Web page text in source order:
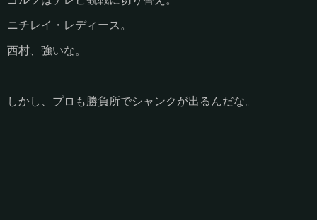
ニチレイ・レディース。
西村、強いな。
しかし、プロも勝負所でシャンクが出るんだな。